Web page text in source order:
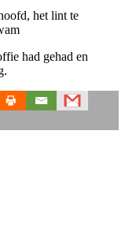
het lint te
had gehad en